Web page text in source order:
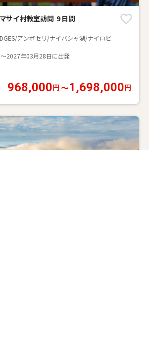
サイ村教室訪問 9 日間
アンボセリ/ナイバシャ湖/ナイロビ
2027年03月28日に出発
968,000 円 〜1,698,000 円